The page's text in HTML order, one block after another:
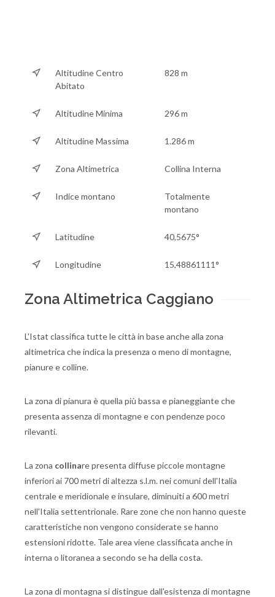
Altitudine Centro
Abitato
828 m
Altitudine Minima 296 m
Altitudine Massima 1.286 m
Zona Altimetrica Collina Interna
Indice montano
Totalmente
montano
Latitudine 40,5675°
Longitudine 15,48861111°
Zona Altimetrica Caggiano
L'Istat classifica tutte le città in base anche alla zona
altimetrica che indica la presenza o meno di montagne,
pianure e colline.
La zona di pianura è quella più bassa e pianeggiante che
presenta assenza di montagne e con pendenze poco
rilevanti.
La zona collinare presenta diffuse piccole montagne
inferiori ai 700 metri di altezza s.l.m. nei comuni dell'Italia
centrale e meridionale e insulare, diminuiti a 600 metri
nell'Italia settentrionale. Rare zone che non hanno queste
caratteristiche non vengono considerate se hanno
estensioni ridotte. Tale area viene classificata anche in
interna o litoranea a secondo se ha della costa.
La zona di montagna si distingue dall'esistenza di montagne